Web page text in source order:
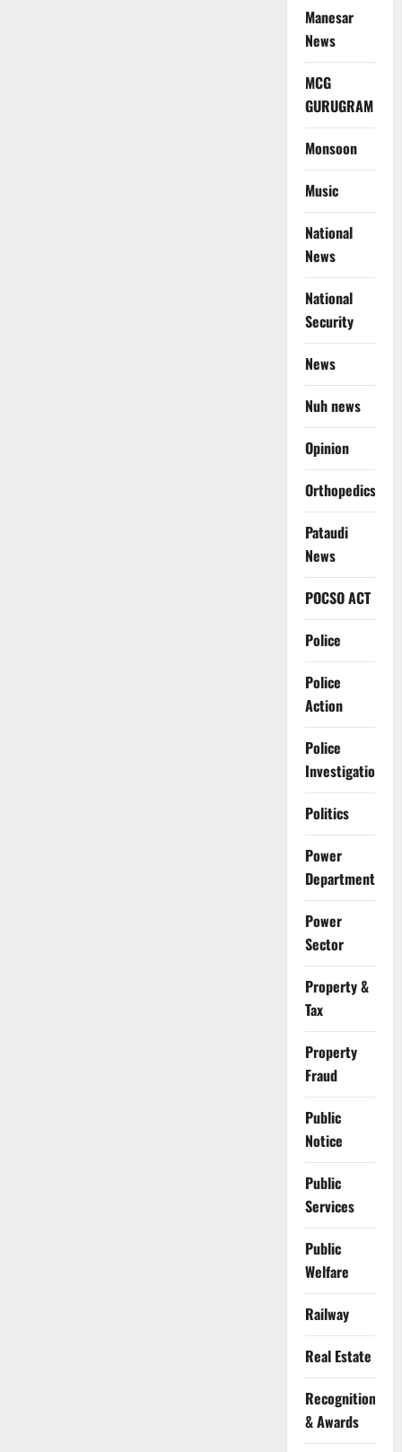
Manesar
News
MCG
GURUGRAM
Monsoon
Music
National
News
National
Security
News
Nuh news
Opinion
Orthopedics
Pataudi
News
POCSO ACT
Police
Police
Action
Police
Investigation
Politics
Power
Department
Power
Sector
Property &
Tax
Property
Fraud
Public
Notice
Public
Services
Public
Welfare
Railway
Real Estate
Recognition
& Awards